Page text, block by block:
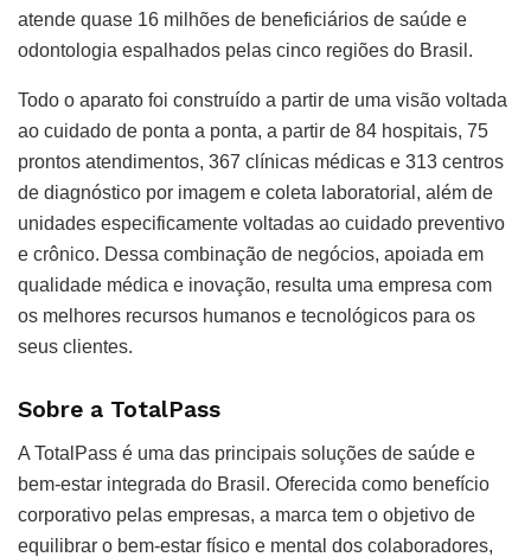
atende quase 16 milhões de beneficiários de saúde e
odontologia espalhados pelas cinco regiões do Brasil.
Todo o aparato foi construído a partir de uma visão voltada
ao cuidado de ponta a ponta, a partir de 84 hospitais, 75
prontos atendimentos, 367 clínicas médicas e 313 centros
de diagnóstico por imagem e coleta laboratorial, além de
unidades especificamente voltadas ao cuidado preventivo
e crônico. Dessa combinação de negócios, apoiada em
qualidade médica e inovação, resulta uma empresa com
os melhores recursos humanos e tecnológicos para os
seus clientes.
Sobre a TotalPass
A TotalPass é uma das principais soluções de saúde e
bem-estar integrada do Brasil. Oferecida como benefício
corporativo pelas empresas, a marca tem o objetivo de
equilibrar o bem-estar físico e mental dos colaboradores,